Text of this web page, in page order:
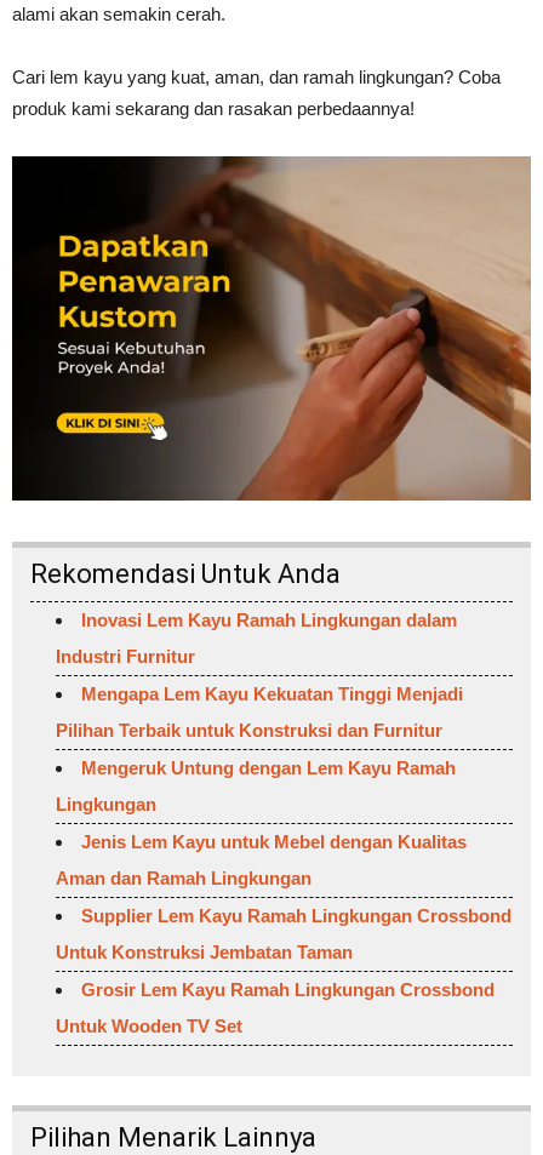
alami akan semakin cerah.
Cari lem kayu yang kuat, aman, dan ramah lingkungan? Coba
produk kami sekarang dan rasakan perbedaannya!
Rekomendasi Untuk Anda
Inovasi Lem Kayu Ramah Lingkungan dalam
Industri Furnitur
Mengapa Lem Kayu Kekuatan Tinggi Menjadi
Pilihan Terbaik untuk Konstruksi dan Furnitur
Mengeruk Untung dengan Lem Kayu Ramah
Lingkungan
Jenis Lem Kayu untuk Mebel dengan Kualitas
Aman dan Ramah Lingkungan
Supplier Lem Kayu Ramah Lingkungan Crossbond
Untuk Konstruksi Jembatan Taman
Grosir Lem Kayu Ramah Lingkungan Crossbond
Untuk Wooden TV Set
Pilihan Menarik Lainnya